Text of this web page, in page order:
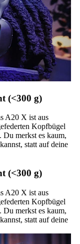
(<300 g)
A20 X ist aus
Kopfbügel
Du merkst es kaum,
statt auf deine
(<300 g)
A20 X ist aus
Kopfbügel
Du merkst es kaum,
statt auf deine